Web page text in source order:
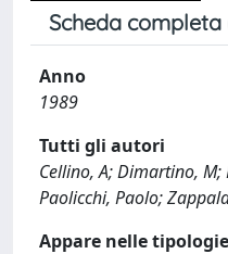
Scheda completa
Anno
1989
Tutti gli autori
Cellino, A; Dimartino,
Paolicchi, Paolo;
Appare nelle